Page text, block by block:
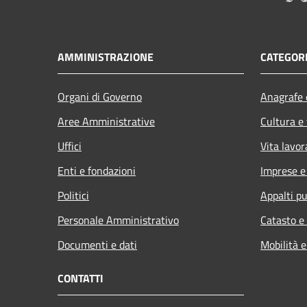
AMMINISTRAZIONE
Organi di Governo
Aree Amministrative
Uffici
Enti e fondazioni
Politici
Personale Amministrativo
Documenti e dati
Cultura
Vita
Imprese
Appalti
Catasto
Mobilità
CONTATTI